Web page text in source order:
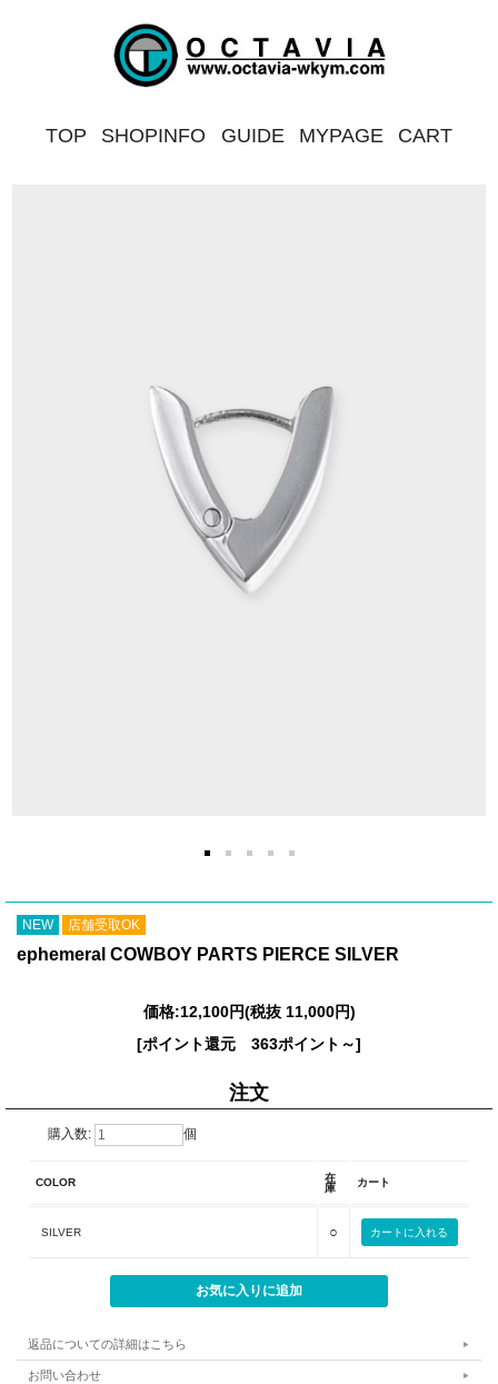
TOP SHOPINFO GUIDE MYPAGE CART
NEW 店舗受取OK
ephemeral COWBOY PARTS PIERCE SILVER
価格:12,100円(税抜 11,000円)
[ポイント還元 363ポイント～]
注文
購入数: 個
COLOR
在
庫
カート
SILVER ○
返品についての詳細はこちら
お問い合わせ